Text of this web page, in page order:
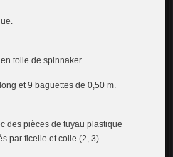
toile de spinnaker.
et 9 baguettes de 0,50 m.
des pièces de tuyau plastique
par ficelle et colle (2, 3).